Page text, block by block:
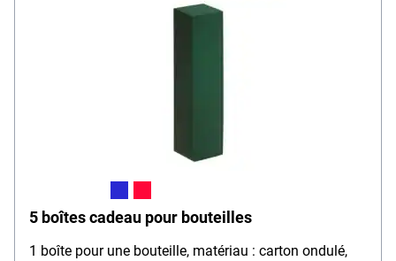
5 boîtes cadeau pour bouteilles
1 boîte pour une bouteille, matériau : carton ondulé,